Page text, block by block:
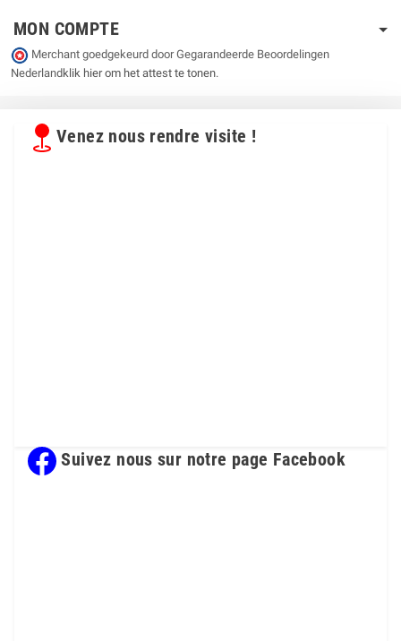
MON COMPTE
Merchant goedgekeurd door Gegarandeerde Beoordelingen
Nederlandklik hier om het attest te tonen.
Venez nous rendre visite !
Suivez nous sur notre page Facebook